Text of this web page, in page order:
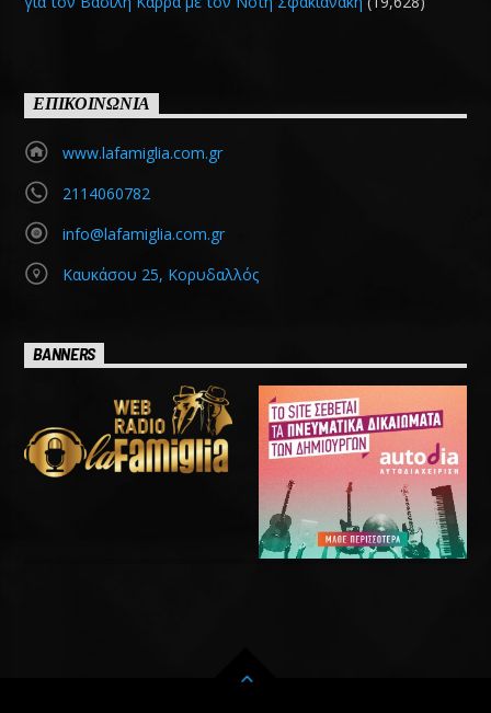
ΕΠΙΚΟΙΝΩΝΙΑ
www.lafamiglia.com.gr
2114060782
info@lafamiglia.com.gr
Καυκάσου 25, Κορυδαλλός
BANNERS